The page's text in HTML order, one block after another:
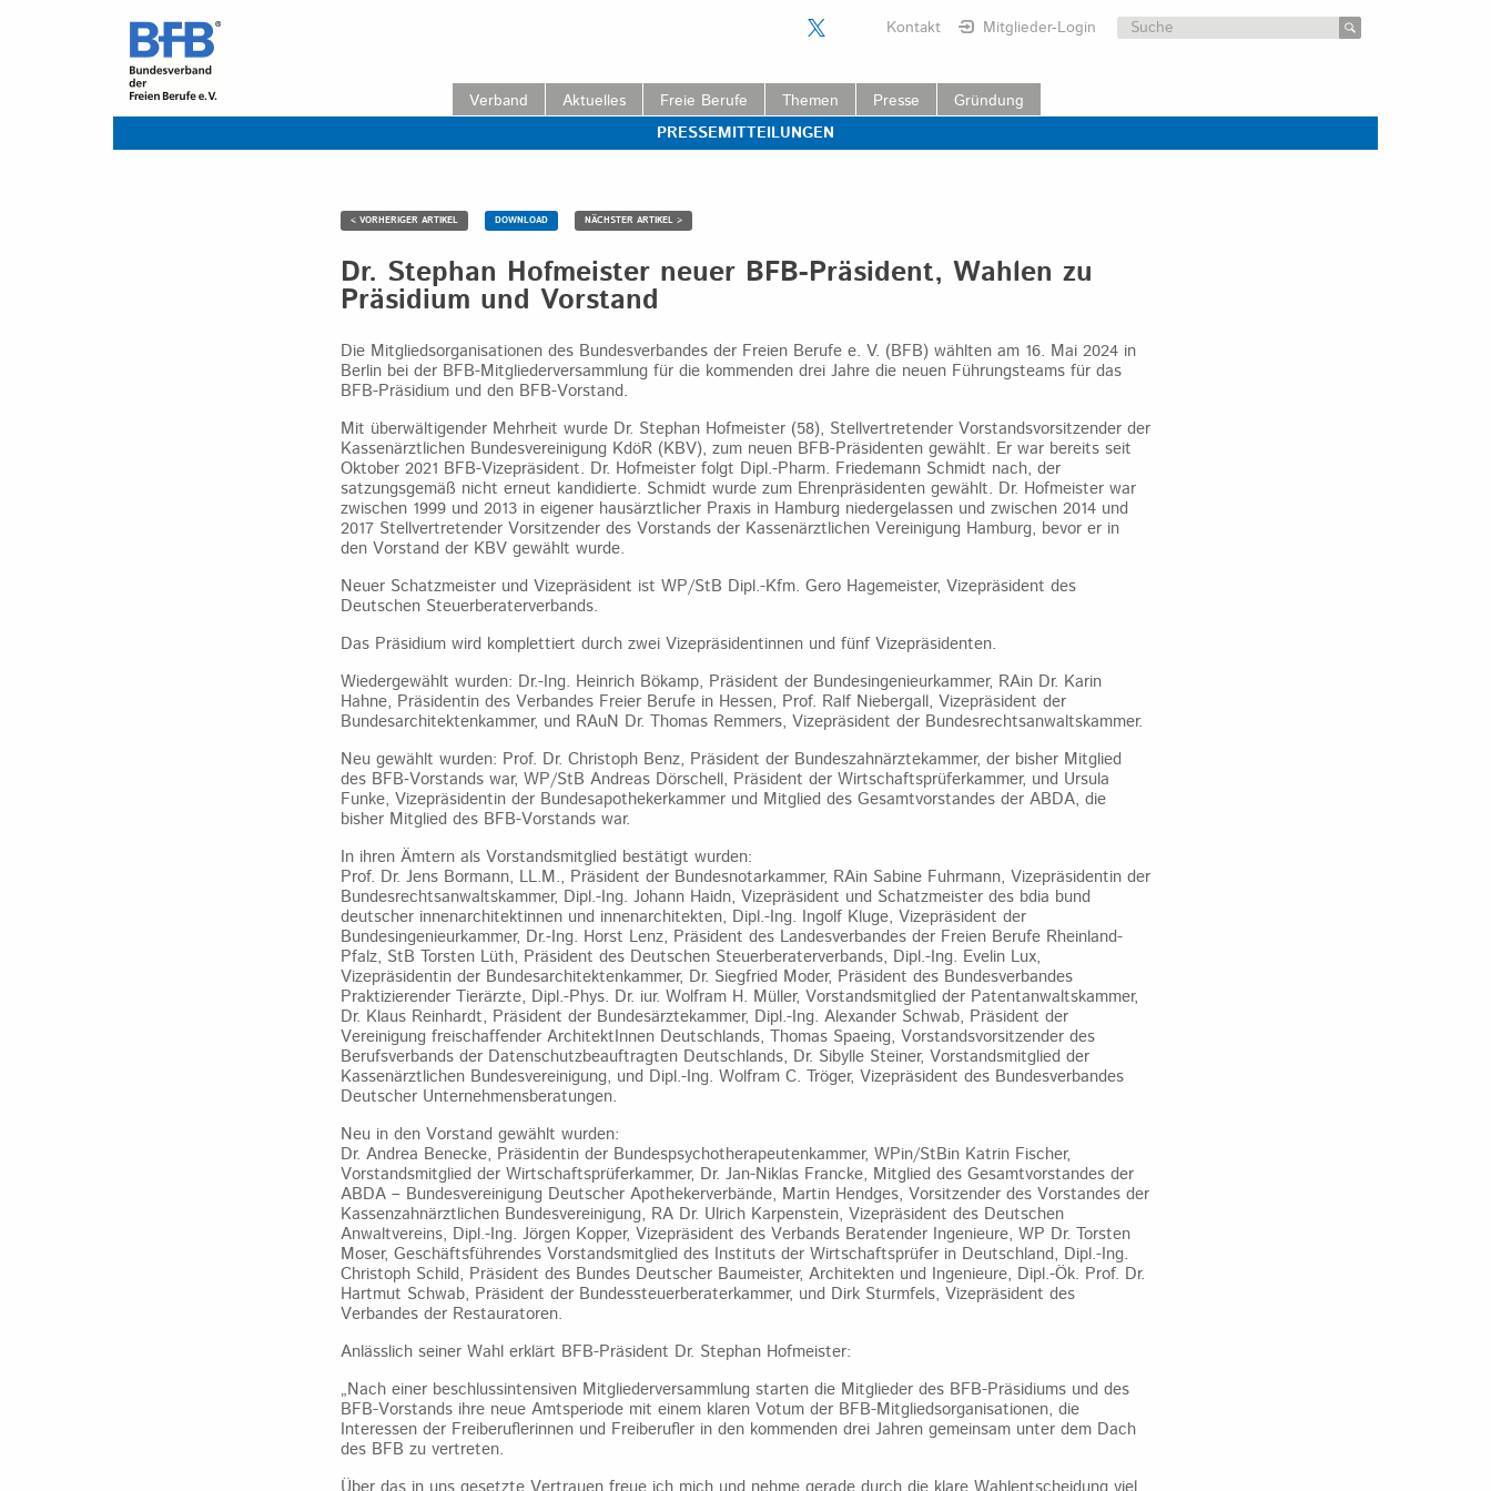
Skip
content
Kontakt Mitglieder-Login
Suchen
Verband Aktuelles Freie Berufe Themen Presse
Gründung
PRESSEMITTEILUNGEN
< VORHERIGER ARTIKEL DOWNLOAD NÄCHSTER ARTIKEL >
Dr. Stephan Hofmeister neuer BFB-Präsident, Wahlen zu
Präsidium und Vorstand
Die Mitgliedsorganisationen des Bundesverbandes der Freien Berufe e. V. (BFB) wählten am 16. Mai 2024 in
Berlin bei der BFB-Mitgliederversammlung für die kommenden drei Jahre die neuen Führungsteams für das
BFB-Präsidium und den BFB-Vorstand.
Mit überwältigender Mehrheit wurde Dr. Stephan Hofmeister (58), Stellvertretender Vorstandsvorsitzender der
Kassenärztlichen Bundesvereinigung KdöR (KBV), zum neuen BFB-Präsidenten gewählt. Er war bereits seit
Oktober 2021 BFB-Vizepräsident. Dr. Hofmeister folgt Dipl.-Pharm. Friedemann Schmidt nach, der
satzungsgemäß nicht erneut kandidierte. Schmidt wurde zum Ehrenpräsidenten gewählt. Dr. Hofmeister war
zwischen 1999 und 2013 in eigener hausärztlicher Praxis in Hamburg niedergelassen und zwischen 2014 und
2017 Stellvertretender Vorsitzender des Vorstands der Kassenärztlichen Vereinigung Hamburg, bevor er in
den Vorstand der KBV gewählt wurde.
Neuer Schatzmeister und Vizepräsident ist WP/StB Dipl.-Kfm. Gero Hagemeister, Vizepräsident des
Deutschen Steuerberaterverbands.
Das Präsidium wird komplettiert durch zwei Vizepräsidentinnen und fünf Vizepräsidenten.
Wiedergewählt wurden: Dr.-Ing. Heinrich Bökamp, Präsident der Bundesingenieurkammer, RAin Dr. Karin
Hahne, Präsidentin des Verbandes Freier Berufe in Hessen, Prof. Ralf Niebergall, Vizepräsident der
Bundesarchitektenkammer, und RAuN Dr. Thomas Remmers, Vizepräsident der Bundesrechtsanwaltskammer.
Neu gewählt wurden: Prof. Dr. Christoph Benz, Präsident der Bundeszahnärztekammer, der bisher Mitglied
des BFB‐Vorstands war, WP/StB Andreas Dörschell, Präsident der Wirtschaftsprüferkammer, und Ursula
Funke, Vizepräsidentin der Bundesapothekerkammer und Mitglied des Gesamtvorstandes der ABDA, die
bisher Mitglied des BFB-Vorstands war.
In ihren Ämtern als Vorstandsmitglied bestätigt wurden:
Prof. Dr. Jens Bormann, LL.M., Präsident der Bundesnotarkammer, RAin Sabine Fuhrmann, Vizepräsidentin der
Bundesrechtsanwaltskammer, Dipl.-Ing. Johann Haidn, Vizepräsident und Schatzmeister des bdia bund
deutscher innenarchitektinnen und innenarchitekten, Dipl.-Ing. Ingolf Kluge, Vizepräsident der
Bundesingenieurkammer, Dr.-Ing. Horst Lenz, Präsident des Landesverbandes der Freien Berufe Rheinland-
Pfalz, StB Torsten Lüth, Präsident des Deutschen Steuerberaterverbands, Dipl.-Ing. Evelin Lux,
Vizepräsidentin der Bundesarchitektenkammer, Dr. Siegfried Moder, Präsident des Bundesverbandes
Praktizierender Tierärzte, Dipl.-Phys. Dr. iur. Wolfram H. Müller, Vorstandsmitglied der Patentanwaltskammer,
Dr. Klaus Reinhardt, Präsident der Bundesärztekammer, Dipl.-Ing. Alexander Schwab, Präsident der
Vereinigung freischaffender ArchitektInnen Deutschlands, Thomas Spaeing, Vorstandsvorsitzender des
Berufsverbands der Datenschutzbeauftragten Deutschlands, Dr. Sibylle Steiner, Vorstandsmitglied der
Kassenärztlichen Bundesvereinigung, und Dipl.-Ing. Wolfram C. Tröger, Vizepräsident des Bundesverbandes
Deutscher Unternehmensberatungen.
Neu in den Vorstand gewählt wurden:
Dr. Andrea Benecke, Präsidentin der Bundespsychotherapeutenkammer, WPin/StBin Katrin Fischer,
Vorstandsmitglied der Wirtschaftsprüferkammer, Dr. Jan-Niklas Francke, Mitglied des Gesamtvorstandes der
ABDA – Bundesvereinigung Deutscher Apothekerverbände, Martin Hendges, Vorsitzender des Vorstandes der
Kassenzahnärztlichen Bundesvereinigung, RA Dr. Ulrich Karpenstein, Vizepräsident des Deutschen
Anwaltvereins, Dipl.-Ing. Jörgen Kopper, Vizepräsident des Verbands Beratender Ingenieure, WP Dr. Torsten
Moser, Geschäftsführendes Vorstandsmitglied des Instituts der Wirtschaftsprüfer in Deutschland, Dipl.-Ing.
Christoph Schild, Präsident des Bundes Deutscher Baumeister, Architekten und Ingenieure, Dipl.-Ök. Prof. Dr.
Hartmut Schwab, Präsident der Bundessteuerberaterkammer, und Dirk Sturmfels, Vizepräsident des
Verbandes der Restauratoren.
Anlässlich seiner Wahl erklärt BFB-Präsident Dr. Stephan Hofmeister:
„Nach einer beschlussintensiven Mitgliederversammlung starten die Mitglieder des BFB-Präsidiums und des
BFB-Vorstands ihre neue Amtsperiode mit einem klaren Votum der BFB-Mitgliedsorganisationen, die
Interessen der Freiberuflerinnen und Freiberufler in den kommenden drei Jahren gemeinsam unter dem Dach
des BFB zu vertreten.